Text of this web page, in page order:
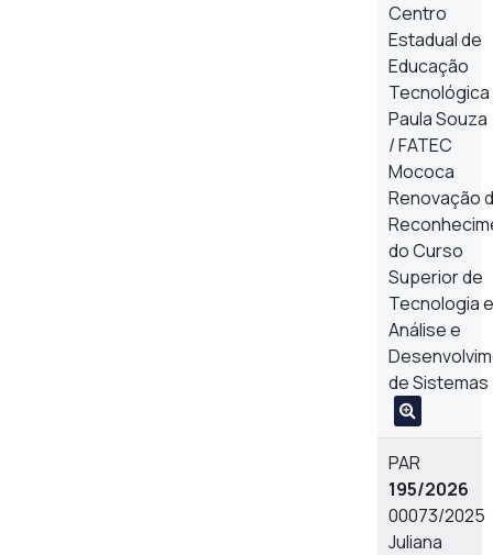
Centro
Estadual de
Educação
Tecnológica
Paula Souza
/ FATEC
Mococa
Renovação
do Curso
Superior de
Tecnologia
Análise e
de Sistemas
PAR
195/2026
00073/2025
Juliana